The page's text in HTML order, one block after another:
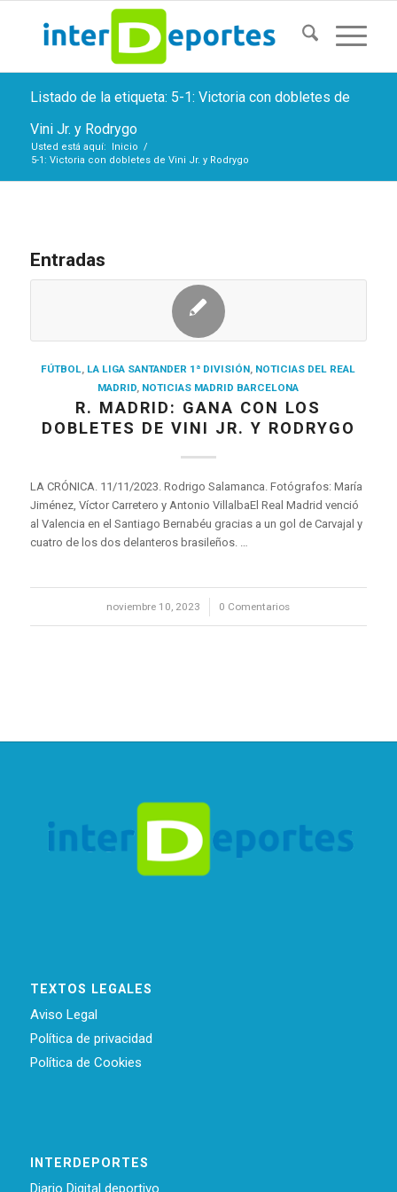
Listado de la etiqueta: 5-1: Victoria con dobletes de
Vini Jr. y Rodrygo
Usted está aquí: Inicio /
5-1: Victoria con dobletes de Vini Jr. y Rodrygo
Entradas
FÚTBOL, LA LIGA SANTANDER 1ª DIVISIÓN, NOTICIAS DEL REAL
MADRID, NOTICIAS MADRID BARCELONA
R. MADRID: GANA CON LOS
DOBLETES DE VINI JR. Y RODRYGO
LA CRÓNICA. 11/11/2023. Rodrigo Salamanca. Fotógrafos: María
Jiménez, Víctor Carretero y Antonio VillalbaEl Real Madrid venció
al Valencia en el Santiago Bernabéu gracias a un gol de Carvajal y
cuatro de los dos delanteros brasileños. …
noviembre 10, 2023
/ 0 Comentarios
TEXTOS LEGALES
Aviso Legal
Política de privacidad
Política de Cookies
INTERDEPORTES
Diario Digital deportivo